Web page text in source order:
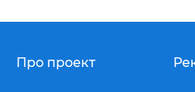
Про проект